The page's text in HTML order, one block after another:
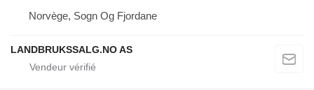
Norvège, Sogn Og Fjordane
LANDBRUKSSALG.NO AS